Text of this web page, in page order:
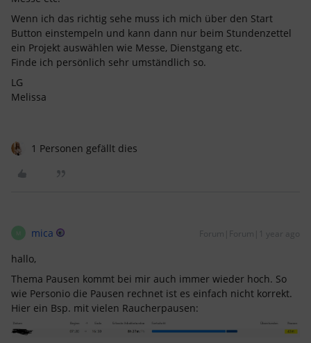
Wenn ich das richtig sehe muss ich mich über den Start
Button einstempeln und kann dann nur beim Stundenzettel
ein Projekt auswählen wie Messe, Dienstgang etc.
Finde ich persönlich sehr umständlich so.
LG
Melissa
1 Personen gefällt dies
M mica Forum|Forum|1 year ago
hallo,
Thema Pausen kommt bei mir auch immer wieder hoch. So
wie Personio die Pausen rechnet ist es einfach nicht korrekt.
Hier ein Bsp. mit vielen Raucherpausen: